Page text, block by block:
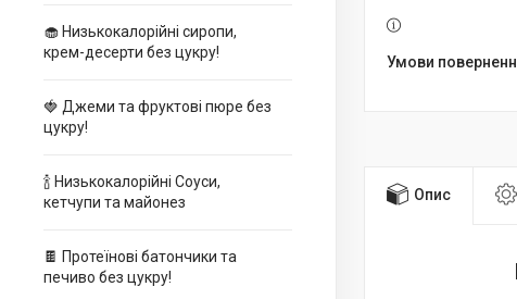
🧁 Низькокалорійні сиропи,
крем-десерти без цукру!
🍓 Джеми та фруктові пюре без
цукру!
🍾 Низькокалорійні Соуси,
кетчупи та майонез
🍫 Протеїнові батончики та
печиво без цукру!
Опис